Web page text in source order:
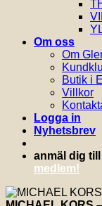
Om oss
Om
Butik i
Villkor
Logga in
Nyhetsbrev
anmäl dig
medlem!